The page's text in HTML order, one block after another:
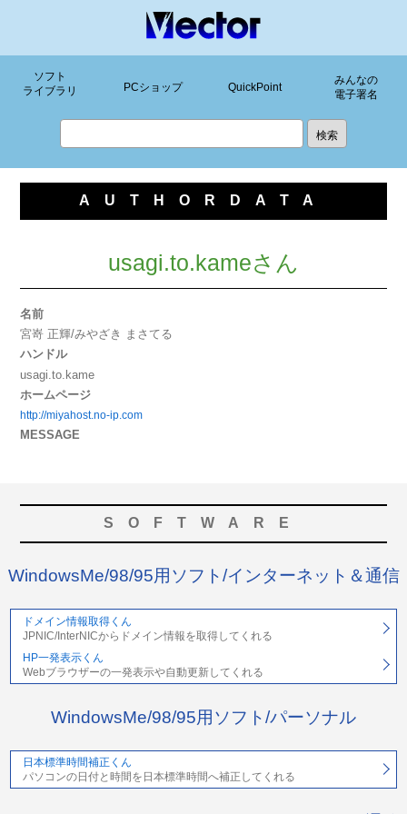
ソフト
ライブラリ
PCショップ QuickPoint
みんなの
電子署名
AUTHORDATA
usagi.to.kameさん
名前
宮嵜 正輝/みやざき まさてる
ハンドル
usagi.to.kame
ホームページ
http://miyahost.no-ip.com
MESSAGE
SOFTWARE
WindowsMe/98/95用ソフト/インターネット＆通信
ドメイン情報取得くん
JPNIC/InterNICからドメイン情報を取得してくれる
HP一発表示くん
Webブラウザーの一発表示や自動更新してくれる
WindowsMe/98/95用ソフト/パーソナル
日本標準時間補正くん
パソコンの日付と時間を日本標準時間へ補正してくれる